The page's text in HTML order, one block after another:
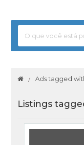
Ads tagged
Listings